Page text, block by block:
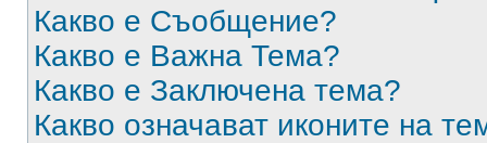
Какво е Съобщение?
Какво е Важна Тема?
Какво е Заключена тема?
Какво означават иконите на